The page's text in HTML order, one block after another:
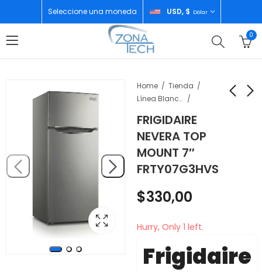
Seleccione una moneda USD, $ Dólar
0
Home
Tienda
Línea Blanca
FRIGIDAIRE
NEVERA TOP
MOUNT 7″
FRTY07G3HVS
REFRIGERADOR 21"
FRSG2115AV
$850,00
INTELIGENTE 18"
INVERTER RF18A5101S
1.300,00
$330,00
Hurry, Only 1 left.
Frigidaire